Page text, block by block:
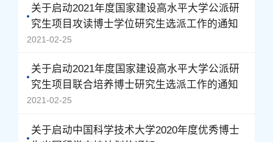
关于启动2021年度国家建设高水平大学公派研
究生项目攻读博士学位研究生选派工作的通知
2021-02-25
关于启动2021年度国家建设高水平大学公派研
究生项目联合培养博士研究生选派工作的通知
2021-02-25
关于启动中国科学技术大学2020年度优秀博士